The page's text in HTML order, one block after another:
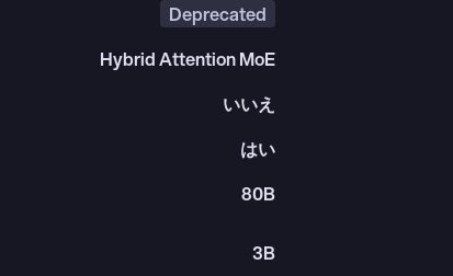
Deprecated
Hybrid Attention MoE
いいえ
はい
80B
3B